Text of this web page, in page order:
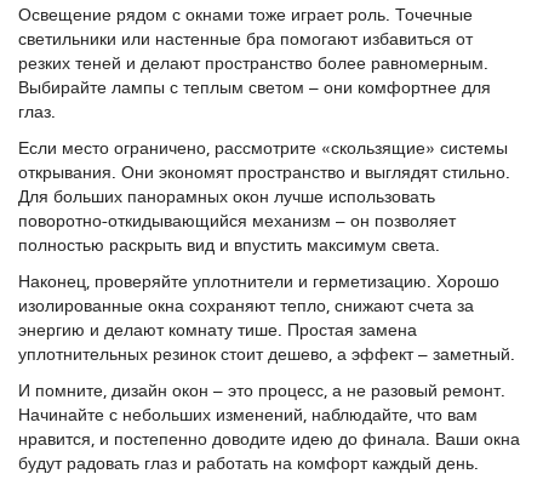
Освещение рядом с окнами тоже играет роль. Точечные
светильники или настенные бра помогают избавиться от
резких теней и делают пространство более равномерным.
Выбирайте лампы с теплым светом – они комфортнее для
глаз.
Если место ограничено, рассмотрите «скользящие» системы
открывания. Они экономят пространство и выглядят стильно.
Для больших панорамных окон лучше использовать
поворотно-откидывающийся механизм – он позволяет
полностью раскрыть вид и впустить максимум света.
Наконец, проверяйте уплотнители и герметизацию. Хорошо
изолированные окна сохраняют тепло, снижают счета за
энергию и делают комнату тише. Простая замена
уплотнительных резинок стоит дешево, а эффект – заметный.
И помните, дизайн окон – это процесс, а не разовый ремонт.
Начинайте с небольших изменений, наблюдайте, что вам
нравится, и постепенно доводите идею до финала. Ваши окна
будут радовать глаз и работать на комфорт каждый день.